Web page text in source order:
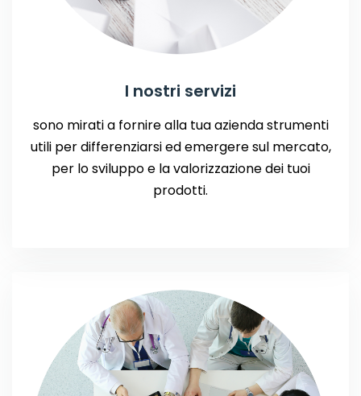
I nostri servizi
sono mirati a fornire alla tua azienda strumenti
utili per differenziarsi ed emergere sul mercato,
per lo sviluppo e la valorizzazione dei tuoi
prodotti.